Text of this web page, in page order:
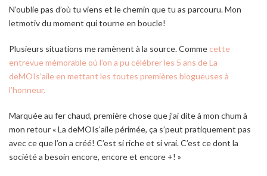
N’oublie pas d’où tu viens et le chemin que tu as parcouru.Mon
letmotiv du moment qui tourne en boucle!
Plusieurs situations me ramènent à la source. Commecette
entrevue mémorable où l’on a pu célébrer les 5 ans de La
deMOIs’aile en mettant les toutes premières blogueuses à
l’honneur.
Marquée au fer chaud, première chose que j’ai dite à mon chum à
mon retour «La deMOIs’aile périmée, ça s’peut pratiquement pas
avec ce que l’on a créé! C’est si riche et si vrai. C’est ce dont la
société a besoin encore, encore et encore +! »